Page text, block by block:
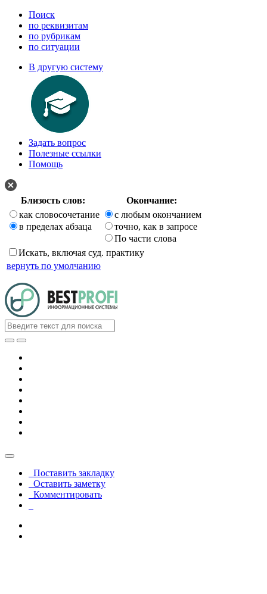
Поиск
по реквизитам
по рубрикам
по ситуации
В другую систему
Задать вопрос
Полезные ссылки
Помощь
Близость слов:
Окончание:
как словосочетание
в пределах абзаца
с любым окончанием
точно, как в запросе
По части слова
Искать, включая суд. практику
вернуть по умолчанию
Поставить закладку
Оставить заметку
Комментировать